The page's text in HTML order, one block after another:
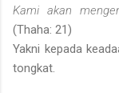
Kami akan
(Thaha: 21)
Yakni kepada
tongkat.